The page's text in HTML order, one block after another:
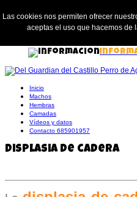
Inicio
Machos
Hembras
Camadas
Vídeos y datos
Contacto 685901957
Displasia de cadera
Las cookies nos permiten ofrecer
aceptas el uso que hacemos de